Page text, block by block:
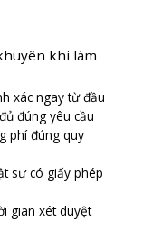
khi làm
xác ngay từ đầu
đúng yêu cầu
phí đúng quy
sư có giấy phép
gian xét duyệt